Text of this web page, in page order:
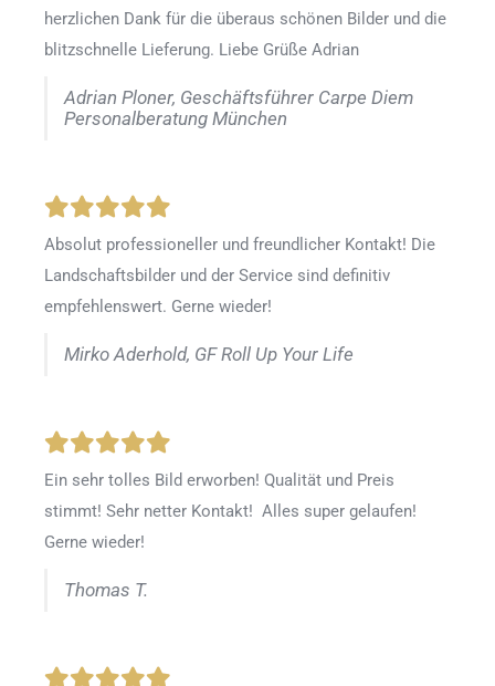
herzlichen Dank für die überaus schönen Bilder und die
blitzschnelle Lieferung. Liebe Grüße Adrian
Adrian Ploner, Geschäftsführer Carpe Diem
Personalberatung München
Absolut professioneller und freundlicher Kontakt! Die
Landschaftsbilder und der Service sind definitiv
empfehlenswert. Gerne wieder!
Mirko Aderhold, GF Roll Up Your Life
Ein sehr tolles Bild erworben! Qualität und Preis
stimmt! Sehr netter Kontakt! Alles super gelaufen!
Gerne wieder!
Thomas T.